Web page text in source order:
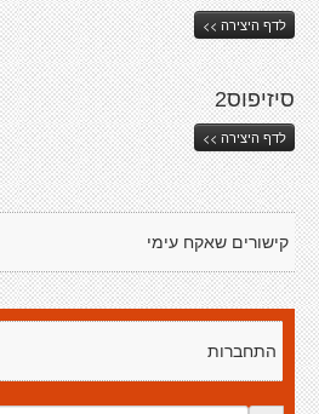
לדף היצירה >>
סיזיפוס2
לדף היצירה >>
קישורים שאקח עימי
התחברות